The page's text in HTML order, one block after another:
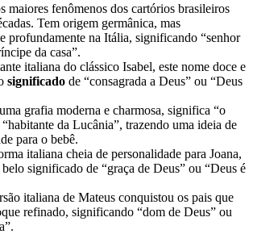
maiores fenômenos dos cartórios brasileiros
Tem origem germânica, mas
profundamente na Itália, significando “senhor
da casa”.
italiana do clássico Isabel, este nome doce e
significado de “consagrada a Deus” ou “Deus
grafia moderna e charmosa, significa “o
da Lucânia”, trazendo uma ideia de
para o bebê.
italiana cheia de personalidade para Joana,
significado de “graça de Deus” ou “Deus é
italiana de Mateus conquistou os pais que
refinado, significando “dom de Deus” ou